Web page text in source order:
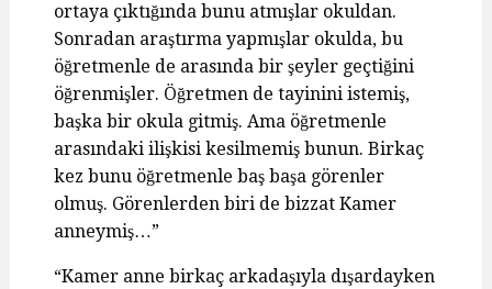
ortaya çıktığında bunu atmışlar okuldan.
Sonradan araştırma yapmışlar okulda, bu
öğretmenle de arasında bir şeyler geçtiğini
öğrenmişler. Öğretmen de tayinini istemiş,
başka bir okula gitmiş. Ama öğretmenle
arasındaki ilişkisi kesilmemiş bunun. Birkaç
kez bunu öğretmenle baş başa görenler
olmuş. Görenlerden biri de bizzat Kamer
anneymiş…”
“Kamer anne birkaç arkadaşıyla dışardayken